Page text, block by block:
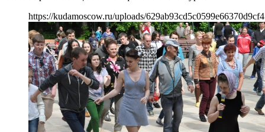
https://kudamoscow.ru/uploads/